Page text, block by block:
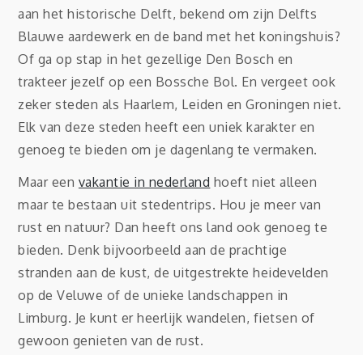
aan het historische Delft, bekend om zijn Delfts
Blauwe aardewerk en de band met het koningshuis?
Of ga op stap in het gezellige Den Bosch en
trakteer jezelf op een Bossche Bol. En vergeet ook
zeker steden als Haarlem, Leiden en Groningen niet.
Elk van deze steden heeft een uniek karakter en
genoeg te bieden om je dagenlang te vermaken.
Maar een vakantie in nederland hoeft niet alleen
maar te bestaan uit stedentrips. Hou je meer van
rust en natuur? Dan heeft ons land ook genoeg te
bieden. Denk bijvoorbeeld aan de prachtige
stranden aan de kust, de uitgestrekte heidevelden
op de Veluwe of de unieke landschappen in
Limburg. Je kunt er heerlijk wandelen, fietsen of
gewoon genieten van de rust.